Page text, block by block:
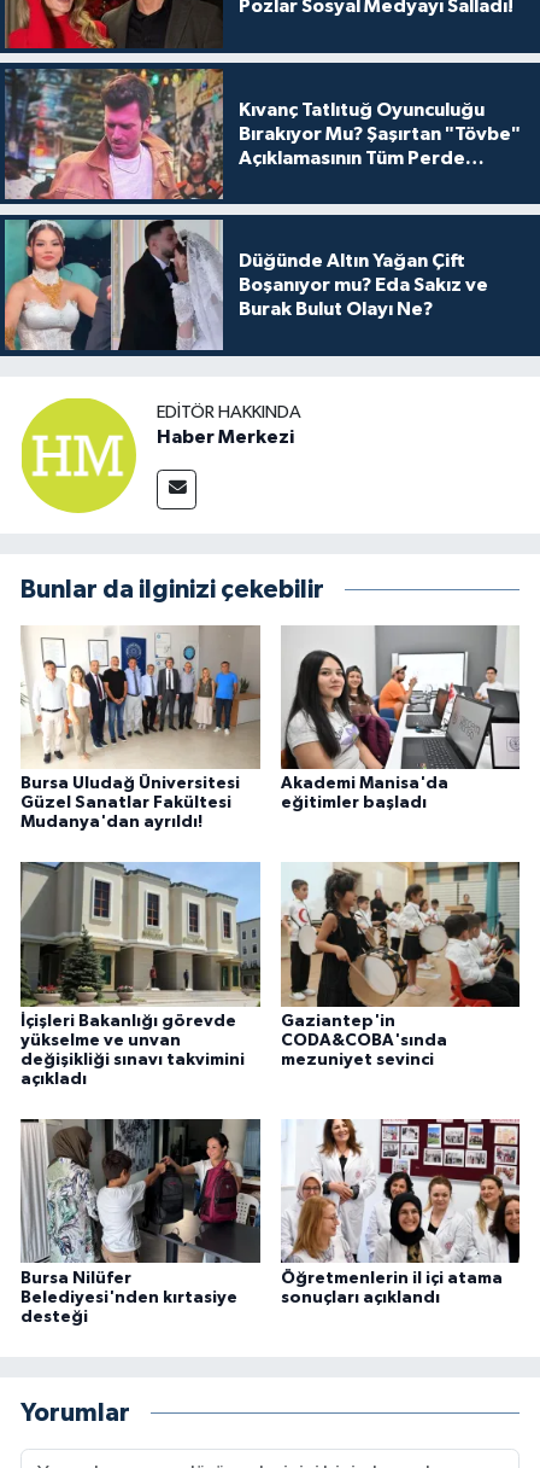
Pozlar Sosyal Medyayı Salladı!
Kıvanç Tatlıtuğ Oyunculuğu
Bırakıyor Mu? Şaşırtan "Tövbe"
Açıklamasının Tüm Perde
Düğünde Altın Yağan Çift
Boşanıyor mu? Eda Sakız ve
Burak Bulut Olayı Ne?
EDITÖR HAKKINDA
Haber Merkezi
Bunlar da ilginizi çekebilir
Bursa Uludağ Üniversitesi
Güzel Sanatlar Fakültesi
Mudanya'dan ayrıldı!
Akademi Manisa'da
eğitimler başladı
İçişleri Bakanlığı görevde
yükselme ve unvan
değişikliği sınavı takvimini
açıkladı
Gaziantep'in
CODA&COBA'sında
mezuniyet sevinci
Bursa Nilüfer
Belediyesi'nden kırtasiye
desteği
Öğretmenlerin il içi atama
sonuçları açıklandı
Yorumlar